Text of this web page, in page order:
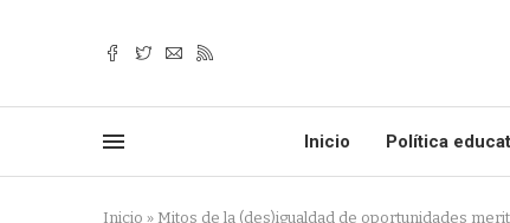
Inicio Política
Inicio » Mitos de la (des)igualdad de oportunidades